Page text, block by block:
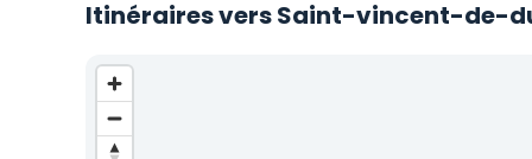
Itinéraires vers Saint-vincent-de-